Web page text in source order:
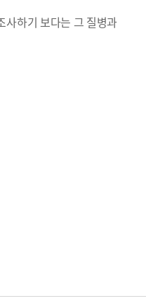
사하기 보다는 그 질병과